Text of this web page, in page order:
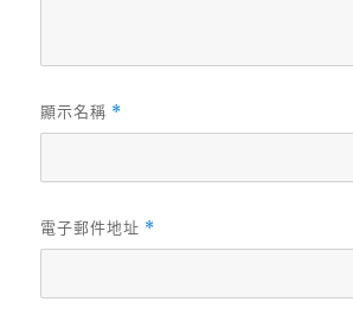
顯示名稱 *
電子郵件地址 *